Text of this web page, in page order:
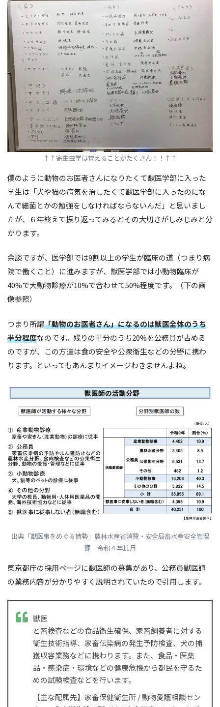
↑ ↑寄生虫学は覚えることがたくさん！！ ↑ ↑
僕のように動物のお医者さんになりたくて獣医学部に入った
学生は「犬や猫の病気を治したくて獣医学部に入ったのにな
んで細菌とかの勉強をしなければならないんだ」と思いまし
たが、６年終えて振り返ってみるとその大切さがしみじみと分
かります。
余談ですが、医学部では9割以上の学生が臨床の道（つまり病
院で働くこと）に進みますが、獣医学部では小動物臨床が
40%で大動物診療が10%で合わせて50%程度です。（下の画
像参照）
つまり所謂「動物のお医者さん」になるのは獣医全体のうち
半分程度なのです。残りの半分のうち20%を公務員が占める
のですが、この方達は食の安全や公衆衛生などの分野に携わ
ります。といってもあんまりイメージわきませんよね。
出典「獣医事をめぐる情勢」農林水産省消費・安全局畜水産安全管理
課 令和４年11月
東京都庁の採用ページに獣医師の募集があり、公務員獣医師
の業務内容が分かりやすく説明されていたので引用します。
獣医
と畜検査などの食品衛生確保、家畜飼養者に対する
衛生技術指導、家畜伝染病の発生予防検査、犬の捕
獲収容業務などに携わります。また、食品・医薬
品・感染症・環境などの健康危機から都民を守るた
めの試験検査などを行います。
【主な配属先】家畜保健衛生所 / 動物愛護相談セン